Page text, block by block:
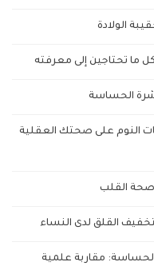
الولادة
ما تحتاجين إلى معرفته
الحساسة
النوم على صحتك العقلية
القلب
القلق لدى النساء
مقاربة علمية